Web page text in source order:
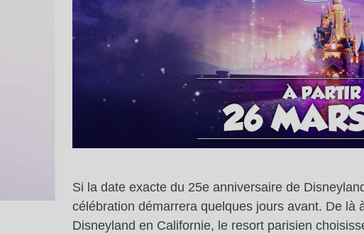
Si la date exacte du 25e anniversaire de
célébration démarrera quelques jours avant. De là
Disneyland en Californie, le resort parisien